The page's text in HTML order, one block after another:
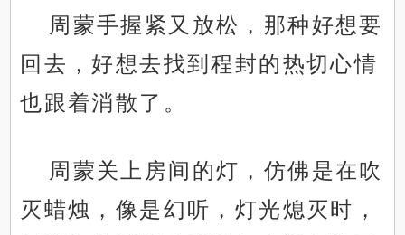
周蒙手握紧又放松，那种好想要
回去，好想去找到程封的热切心情
也跟着消散了。
周蒙关上房间的灯，仿佛是在吹
灭蜡烛，像是幻听，灯光熄灭时，